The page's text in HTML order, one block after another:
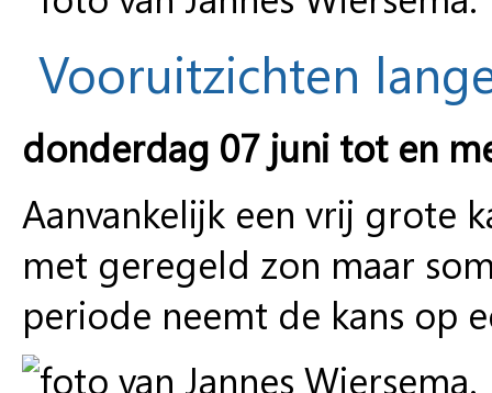
Vooruitzichten
donderdag 07 juni tot en
Aanvankelijk een vrij grote
met geregeld zon maar
periode neemt de kans op